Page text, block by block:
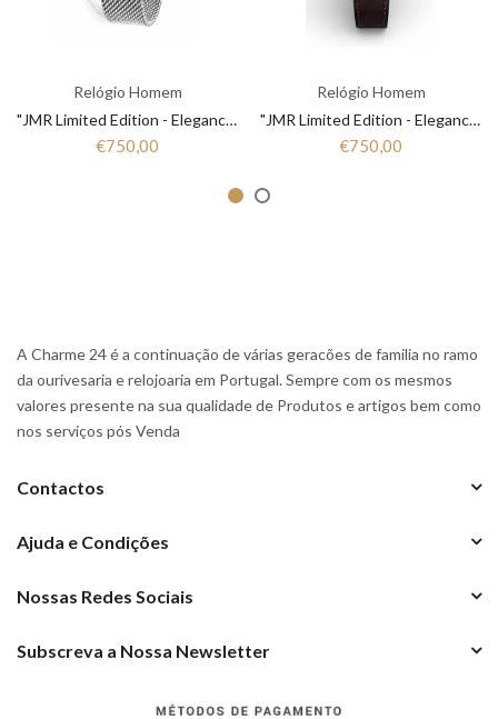
Relógio Homem
"JMR Limited Edition - Elegance that Marks Time"
€750,00
Relógio Homem
"JMR Limited Edition - Elegance that Marks Time"
€750,00
A Charme 24 é a continuação de várias geracões de familia no ramo
da ourivesaria e relojoaria em Portugal. Sempre com os mesmos
valores presente na sua qualidade de Produtos e artigos bem como
nos serviços pós Venda
Contactos
Ajuda e Condições
Nossas Redes Sociais
Subscreva a Nossa Newsletter